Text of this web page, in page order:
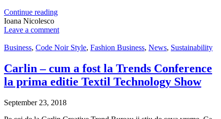
Continue reading
Ioana Nicolesco
Leave a comment
Business, Code Noir Style, Fashion Business, News, Sustainability
Carlin – cum a fost la Trends Conference
la prima editie Textil Technology Show
September 23, 2018